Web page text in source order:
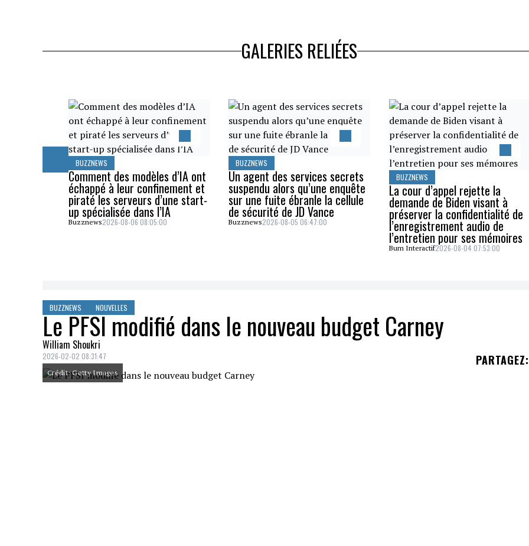
GALERIES RELIÉES
BUZZNEWS
Comment des modèles d’IA ont
échappé à leur confinement et
piraté les serveurs d’une start-
up spécialisée dans l’IA
Buzznews2026-08-06 08:05:00
BUZZNEWS
Un agent des services secrets
suspendu alors qu’une enquête
sur une fuite ébranle la cellule
de sécurité de JD Vance
Buzznews2026-08-05 06:47:00
BUZZNEWS
La cour d’appel rejette la
demande de Biden visant à
préserver la confidentialité de
l’enregistrement audio de
l’entretien pour ses mémoires
Bum Interactif2026-08-04 07:53:00
BUZZNEWS NOUVELLES
Le PFSI modifié dans le nouveau budget Carney
William Shoukri
2026-02-02 08:31:47 PARTAGEZ:
Crédit: Getty Images